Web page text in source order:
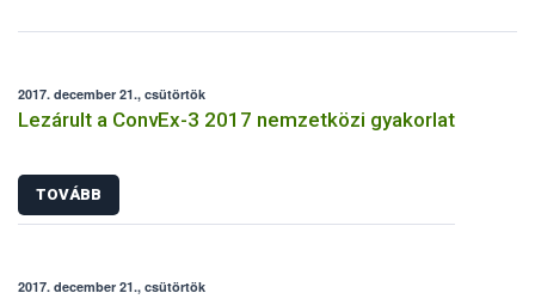
2017. december 21., csütörtök
Lezárult a ConvEx-3 2017 nemzetközi gyakorlat
TOVÁBB
2017. december 21., csütörtök